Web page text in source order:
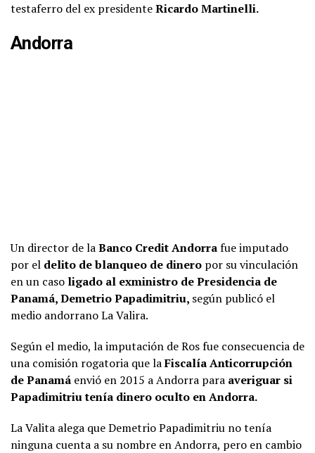
testaferro del ex presidenteRicardo Martinelli.
Andorra
Un director de laBanco Credit Andorrafue imputado
por el delito de blanqueo de dinero por su vinculación
en un caso ligado al exministro de Presidencia de
Panamá, Demetrio Papadimitriu, según publicó el
medio andorrano La Valira.
Según el medio, la imputación de Ros fue consecuencia de
una comisión rogatoria que laFiscalía Anticorrupción
de Panamá envió en 2015 a Andorra para averiguar si
Papadimitriu tenía dinero oculto en Andorra.
La Valita alega que Demetrio Papadimitriu no tenía
ninguna cuenta a su nombre en Andorra, pero en cambio